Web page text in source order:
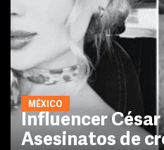
MÉXICO
Influencer
Asesinatos de